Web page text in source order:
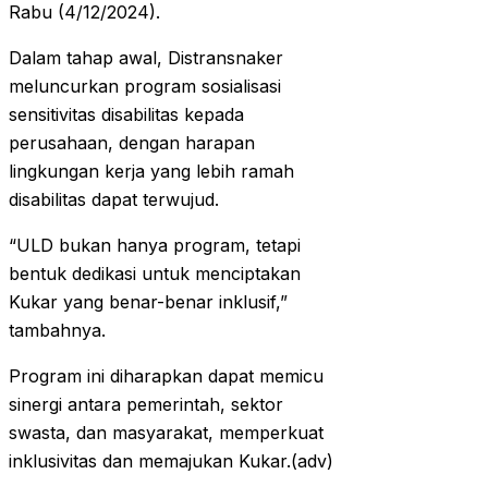
Rabu (4/12/2024).
Dalam tahap awal, Distransnaker
meluncurkan program sosialisasi
sensitivitas disabilitas kepada
perusahaan, dengan harapan
lingkungan kerja yang lebih ramah
disabilitas dapat terwujud.
“ULD bukan hanya program, tetapi
bentuk dedikasi untuk menciptakan
Kukar yang benar-benar inklusif,”
tambahnya.
Program ini diharapkan dapat memicu
sinergi antara pemerintah, sektor
swasta, dan masyarakat, memperkuat
inklusivitas dan memajukan Kukar.(adv)